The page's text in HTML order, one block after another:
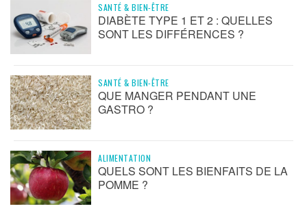
SANTÉ & BIEN-ÊTRE
DIABÈTE TYPE 1 ET 2 : QUELLES
SONT LES DIFFÉRENCES ?
SANTÉ & BIEN-ÊTRE
QUE MANGER PENDANT UNE
GASTRO ?
ALIMENTATION
QUELS SONT LES BIENFAITS DE LA
POMME ?